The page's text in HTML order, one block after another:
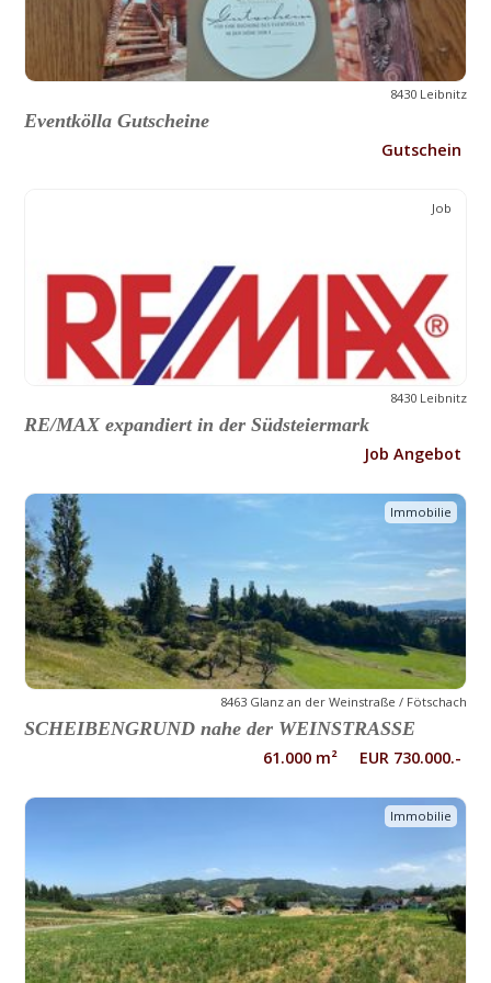
8430 Leibnitz
Eventkölla Gutscheine
Gutschein
Job
8430 Leibnitz
RE/MAX expandiert in der Südsteiermark
Job Angebot
Immobilie
8463 Glanz an der Weinstraße / Fötschach
SCHEIBENGRUND nahe der WEINSTRASSE
61.000 m² EUR 730.000.-
Immobilie